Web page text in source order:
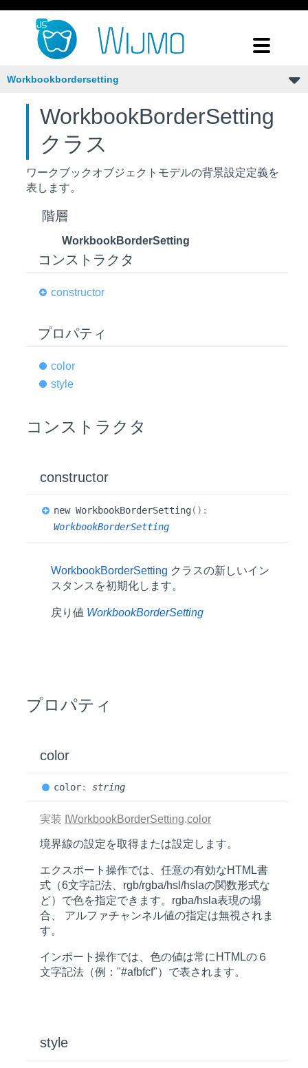
Workbookbordersetting
WorkbookBorderSetting
クラス
ワークブックオブジェクトモデルの背景設定定義を
表します。
階層
WorkbookBorderSetting
コンストラクタ
constructor
プロパティ
color
style
コンストラクタ
constructor
new WorkbookBorderSetting( ) :
WorkbookBorderSetting
WorkbookBorderSetting クラスの新しいイン
スタンスを初期化します。
戻り値 WorkbookBorderSetting
プロパティ
color
color: string
実装 IWorkbookBorderSetting.color
境界線の設定を取得または設定します。
エクスポート操作では、任意の有効なHTML書
式（6文字記法、rgb/rgba/hsl/hslaの関数形式な
ど）で色を指定できます。rgba/hsla表現の場
合、 アルファチャンネル値の指定は無視されま
す。
インポート操作では、色の値は常にHTMLの６
文字記法（例："#afbfcf"）で表されます。
style